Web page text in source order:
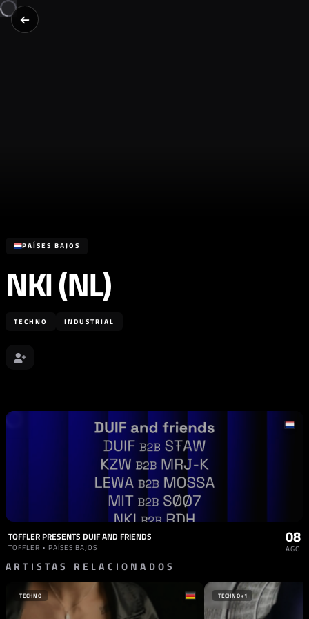
PAÍSES BAJOS
NKI (NL)
TECHNO INDUSTRIAL
TOFFLER PRESENTS DUIF AND FRIENDS
TOFFLER • PAÍSES BAJOS
08
AGO
ARTISTAS RELACIONADOS
TECHNO TECHNO+1